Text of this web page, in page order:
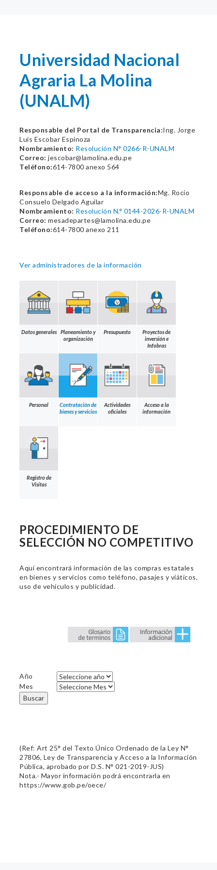
Universidad Nacional
Agraria La Molina
(UNALM)
Responsable del Portal de Transparencia:Ing. Jorge
Luis Escobar Espinoza
Nombramiento: Resolución N° 0266-R-UNALM
Correo: jescobar@lamolina.edu.pe
Teléfono:614-7800 anexo 564
Responsable de acceso a la información:Mg. Rocío
Consuelo Delgado Aguilar
Nombramiento: Resolución N.° 0144-2026-R-UNALM
Correo: mesadepartes@lamolina.edu.pe
Teléfono:614-7800 anexo 211
Ver administradores de la información
Datos generales
Planeamiento y
organización
Presupuesto
Proyectos de
inversión e
Infobras
Personal
Contratación de
bienes y servicios
Actividades
oficiales
Acceso a la
información
Registro de
Visitas
PROCEDIMIENTO DE
SELECCIÓN NO COMPETITIVO
Aquí encontrará información de las compras estatales
en bienes y servicios como teléfono, pasajes y viáticos,
uso de vehículos y publicidad.
Año
Mes
Buscar
(Ref: Art 25° del Texto Único Ordenado de la Ley N°
27806, Ley de Transparencia y Acceso a la Información
Pública, aprobado por D.S. N° 021-2019-JUS)
Nota.- Mayor información podrá encontrarla en
https://www.gob.pe/oece/